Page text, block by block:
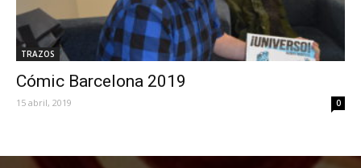
TRAZOS
Cómic Barcelona 2019
15 abril, 2019 0